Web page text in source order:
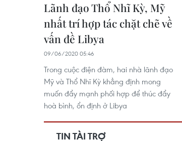
Lãnh đạo Thổ Nhĩ Kỳ, Mỹ
nhất trí hợp tác chặt chẽ về
vấn đề Libya
09/06/2020 05:46
Trong cuộc điện đàm, hai nhà lãnh đạo
Mỹ và Thổ Nhĩ Kỳ khẳng định mong
muốn đẩy mạnh phối hợp để thúc đẩy
hoà bình, ổn định ở Libya